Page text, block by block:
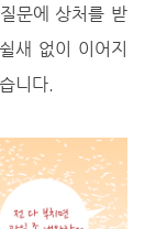
문에 상처를 받
새 없이 이어지
니다.